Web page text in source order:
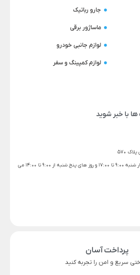
جارو رباتیک
ماساژور برقی
لوازم جانبی خودرو
لوازم کمپینگ و سفر
با خبر شوید
570
ساعت کاری شنبه تا چهار شنبه 9:00 تا 17:00 و روز های پنج شنبه از 9:00 تا 14:00 می
پرداخت آسان
سریع و امن را تجربه کنید